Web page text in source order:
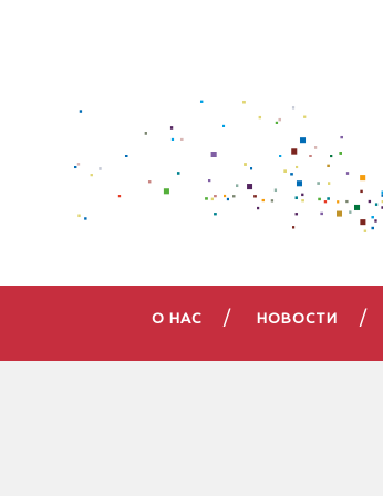
О НАС НОВОСТИ